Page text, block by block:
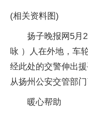
(相关资料图)
扬子晚报网5月
咏 ）人在外地，车
经此处的交警伸出
从扬州公安交管部
暖心帮助